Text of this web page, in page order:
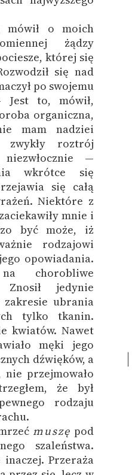
mówił o moich
żądzy
której się
się nad
po swojemu
to, mówił,
organiczna,
mam nadziei
zwykły roztrój
—
wkrótce się
się całą
Niektóre z
mnie i
być może, iż
rodzajowi
opowiadania.
chorobliwe
Znosił jedynie
ubrania
tylko tkanin.
kwiatów. Nawet
męki jego
dźwięków, a
przejmowało
że był
rodzaju
muszę pod
szaleństwa.
Przeraża